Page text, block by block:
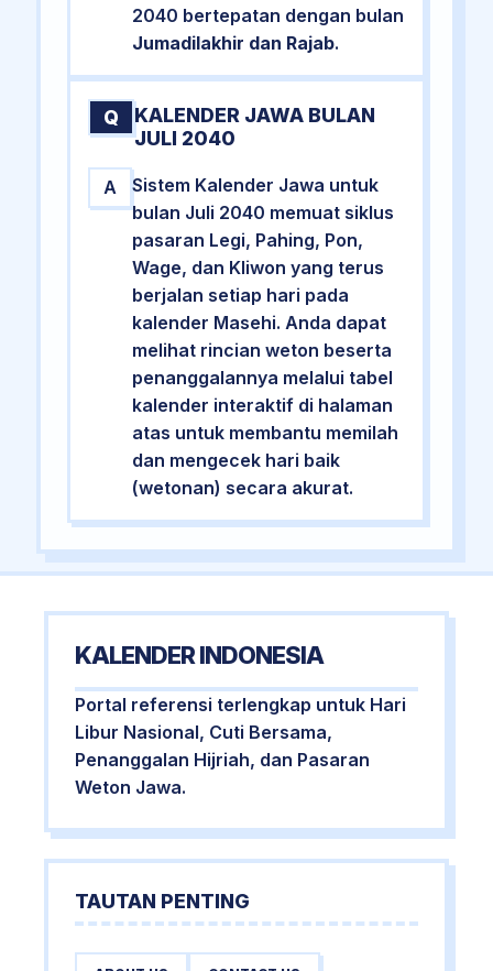
2040 bertepatan dengan bulan
Jumadilakhir dan Rajab.
Q
KALENDER JAWA BULAN
JULI 2040
A
Sistem Kalender Jawa untuk
bulan Juli 2040 memuat siklus
pasaran Legi, Pahing, Pon,
Wage, dan Kliwon yang terus
berjalan setiap hari pada
kalender Masehi. Anda dapat
melihat rincian weton beserta
penanggalannya melalui tabel
kalender interaktif di halaman
atas untuk membantu memilah
dan mengecek hari baik
(wetonan) secara akurat.
KALENDER INDONESIA
Portal referensi terlengkap untuk Hari
Libur Nasional, Cuti Bersama,
Penanggalan Hijriah, dan Pasaran
Weton Jawa.
TAUTAN PENTING